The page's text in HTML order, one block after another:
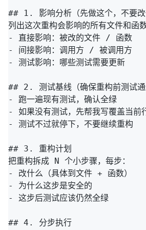
## 1. 影响分析（先做这个，不要改
列出这次重构会影响的所有文件和函数
- 直接影响：被改的文件 / 函数
- 间接影响：调用方 / 被调用方
- 测试影响：哪些测试需要更新
## 2. 测试基线（确保重构前测试通
- 跑一遍现有测试，确认全绿
- 如果没有测试，先帮我写覆盖当前
- 测试不过就停下，不要继续重构
## 3. 重构计划
把重构拆成 N 个小步骤，每步：
- 改什么（具体到文件 + 函数）
- 为什么这步是安全的
- 这步后测试应该仍然全绿
## 4. 分步执行